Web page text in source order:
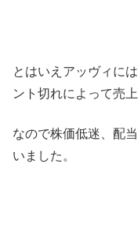
とはいえアッヴィに
ント切れによって売
なので株価低迷、配
いました。